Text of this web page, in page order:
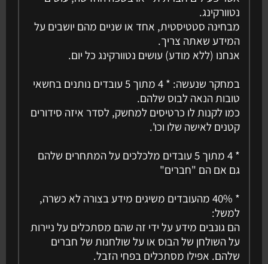
נטוורקינג.
מבחינה סטטיסטית, אחד או שניים מהם יושבים על
המידע שאתה צריך.
אנחנו (ללא מודע) עושים נטוורקינג כל יום.
במחקר שנעשה: * 4 מתוך 5 עובדים נותנים בחשאי
טובות הנאה לבוס שלהם.
כמו לקנות לו כרטיסים למחשק, לסדר איזה סידורים
קטנים לאישה שלו וכו'.
* 4 מתוך 5 עובדים מלכלכים על המתחרים שלהם
גם אם הם "חברים"
* 40% מהעובדים משיגים מידע בצורה לא כשרה,
למשל:
הם גונבים מידע על ידי זה שהם מסתכלים על ניירות
על השולחן של הבוס או על שולחנות של חברים
שלהם. אפילו מסתכלים בפחי הזבל.